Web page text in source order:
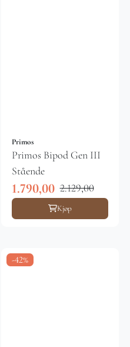
Primos
Primos Bipod Gen III
Stående
1.790,00 2.129,00
Kjøp
-42%